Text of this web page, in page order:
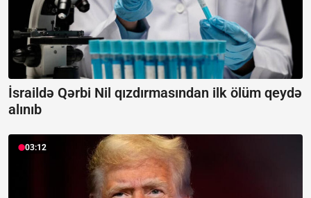
İsraildə Qərbi Nil qızdırmasından ilk ölüm qeydə
alınıb
03:12